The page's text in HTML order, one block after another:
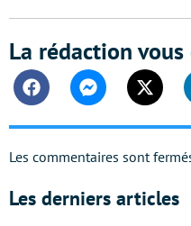
La rédaction
FacebookMessengerTwitter
Les commentaires sont
Les derniers articles